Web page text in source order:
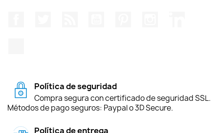
Política de seguridad
Compra segura con certificado de seguridad SSL.
Métodos de pago seguros: Paypal o 3D Secure.
Política de entrega